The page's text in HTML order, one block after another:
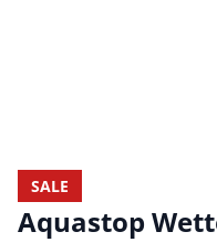
SALE
Aquastop